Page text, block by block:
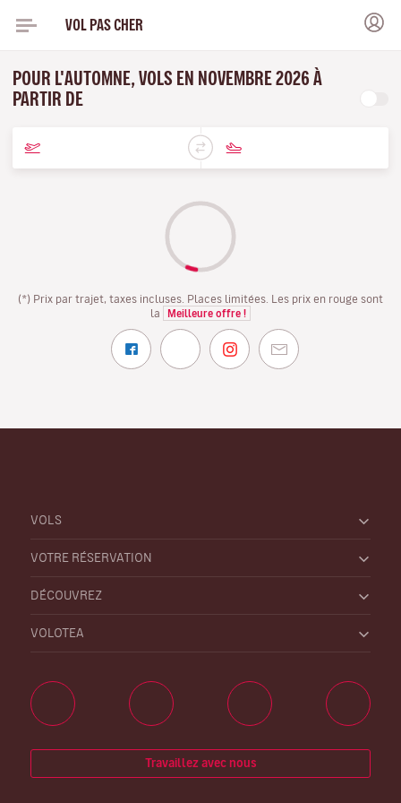
VOL PAS CHER
POUR L'AUTOMNE, VOLS EN NOVEMBRE 2026 À
PARTIR DE
(*) Prix par trajet, taxes incluses. Places limitées. Les prix en rouge sont
la
Meilleure offre !
VOLS
VOTRE RÉSERVATION
DÉCOUVREZ
VOLOTEA
Travaillez avec nous